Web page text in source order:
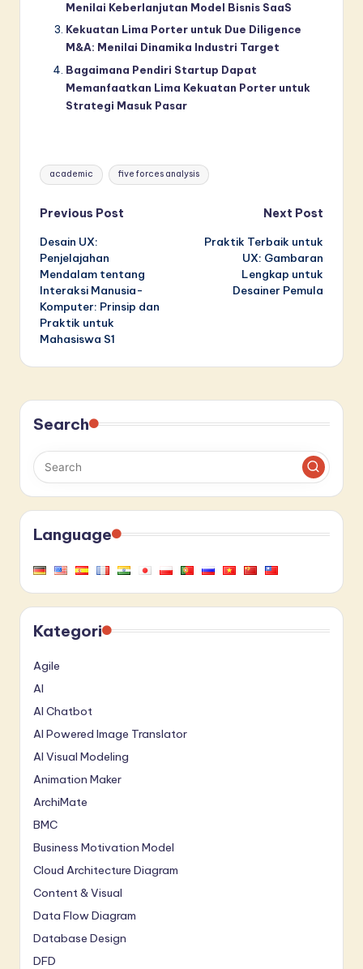
Menilai Keberlanjutan Model Bisnis SaaS
Kekuatan Lima Porter untuk Due Diligence
M&A: Menilai Dinamika Industri Target
Bagaimana Pendiri Startup Dapat
Memanfaatkan Lima Kekuatan Porter untuk
Strategi Masuk Pasar
Tags:
academic five forces analysis
Post
navigation
Previous Post
Desain UX:
Penjelajahan
Mendalam tentang
Interaksi Manusia-
Komputer: Prinsip dan
Praktik untuk
Mahasiswa S1
Next Post
Praktik Terbaik untuk
UX: Gambaran
Lengkap untuk
Desainer Pemula
Search
Language
Kategori
Agile
AI
AI Chatbot
AI Powered Image Translator
AI Visual Modeling
Animation Maker
ArchiMate
BMC
Business Motivation Model
Cloud Architecture Diagram
Content & Visual
Data Flow Diagram
Database Design
DFD